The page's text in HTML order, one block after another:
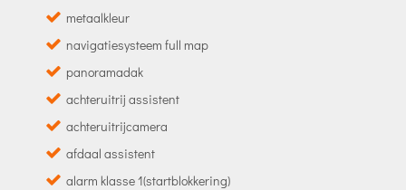
metaalkleur
navigatiesysteem full map
panoramadak
achteruitrij assistent
achteruitrijcamera
afdaal assistent
alarm klasse 1(startblokkering)